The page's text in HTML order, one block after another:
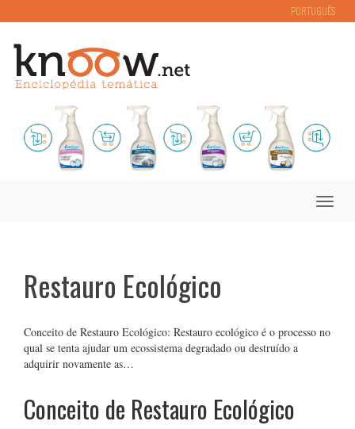
PORTUGUÊS
Toggle
Restauro Ecológico
Conceito de Restauro Ecológico: Restauro ecológico é o processo no
qual se tenta ajudar um ecossistema degradado ou destruído a
adquirir novamente as…
Conceito de Restauro Ecológico